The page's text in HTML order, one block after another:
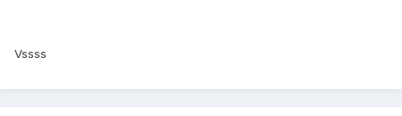
Vssss